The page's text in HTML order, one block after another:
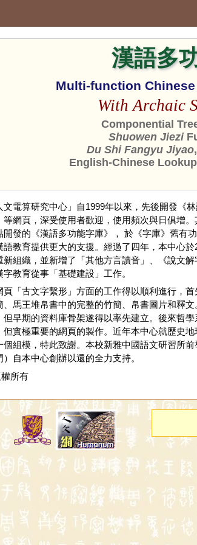
漢語多
Multi-function
With Archaic
Componential
Shuowen Jiezi
Du Shi Fangyu Jiyao
English-Chinese
文電算研究中心」自1999年以來，先後開發
等網頁，深受使用者歡迎，使用頻次與日俱增
開發的《漢語多功能字庫》， 於《字庫》舊有
語教育提供更大的支援。經過了四年，本中心
新組織，並新增了「其他方言讀音」、《說文
字教育從事「基礎建設」工作。
頁「古文字繫形」方面的工作得以順利進行，
、馬王堆帛書中的完整的竹簡、帛書圖片和釋
但早期的資料庫骨架遂得以率先建立。後來哲
但實極重要的網頁的製作。近年本中心就歷史
個組模，特此致謝。本校新雅中國語文研習所
）自本中心創辦以還的全力支持。
所有